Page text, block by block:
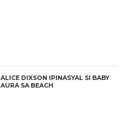
ALICE DIXSON IPINASYAL SI BABY
AURA SA BEACH